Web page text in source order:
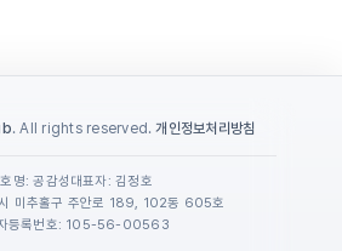
. All rights reserved.개인정보처리방침
명: 공감성 대표자: 김정호
미추홀구 주안로 189, 102동 605호
등록번호: 105-56-00563